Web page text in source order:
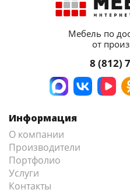
Мебель по
от
8 (812)
Информация
О компании
Производители
Портфолио
Услуги
Контакты